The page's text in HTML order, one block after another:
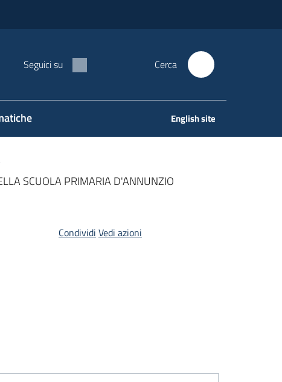
Seguici su Cerca
English site
SCUOLA PRIMARIA D'ANNUNZIO
Condividi Vedi azioni